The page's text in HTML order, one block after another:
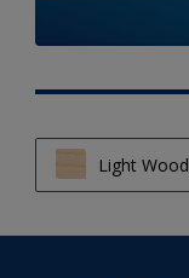
Light Wood